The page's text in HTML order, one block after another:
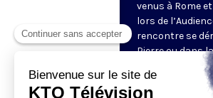
venus à Rome
lors de
rencontre se
Pierre ou dans
Retransmise